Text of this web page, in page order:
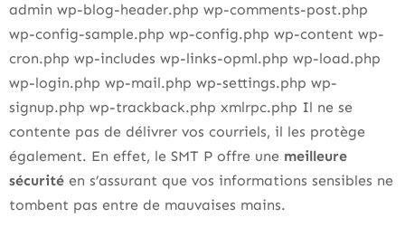
admin wp-blog-header.php wp-comments-post.php
wp-config-sample.php wp-config.php wp-content wp-
cron.php wp-includes wp-links-opml.php wp-load.php
wp-login.php wp-mail.php wp-settings.php wp-
signup.php wp-trackback.php xmlrpc.php Il ne se
contente pas de délivrer vos courriels, il les protège
également. En effet, le SMT P offre une meilleure
sécurité en s’assurant que vos informations sensibles ne
tombent pas entre de mauvaises mains.